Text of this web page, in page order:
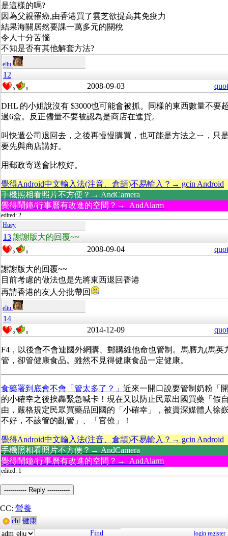
是這樣的嗎?
因為父親罹癌,由香港買了雲芝欲提高其免疫力
結果海關居然要課一萬多元的關稅
令人十分苦惱
不知是否有其他解套方法?
eliu
12
0 0 2008-09-03
DHL 的小姐說沒有 $3000也可能會被抓。同樣的東西數量不要
過6盒。反正儘量不要被認為是商店在進貨。
叫快遞公司退回去，之後再慢慢購買，也可能是方法之ㄧ，只
要先與商店講好。
用郵政寄送會比較好。
覺得Android中文輸入法(注音、倉頡)不易輸入？→ gcin Android
手機照相看照片不方便？→ AndCamera
覺得鬧鐘/行事曆有改進的空間？→ AndAlarm
edited: 2
Huey
13 謝謝版大的回覆~~
0 0 2008-09-04
謝謝版大的回覆~~
目前考慮的做法也是先將東西退回香港
再請香港的友人分批帶回
eliu
14
0 0 2014-12-09
F4，以後會不會連國外網購、郵購維他命也管制。馬膺九(馬英
管，卻管健康食品。雖然不見得健康食品一定健康。
食藥署到底會不會「管太多了？」 近來一開口說要管制奶粉「
的小確幸之後挨轟緊急喊卡！現在又以防止民眾出國買藥「假
由，嚴格規定民眾買藥品回國的「小確幸」，被資深媒體人徐
不好，不該管的亂管」、「官僚」！
覺得Android中文輸入法(注音、倉頡)不易輸入？→ gcin Android
手機照相看照片不方便？→ AndCamera
覺得鬧鐘/行事曆有改進的空間？→ AndAlarm
edited: 1
----------- Reply -----------
CC: 營養
cht 健康
adm
Find login register